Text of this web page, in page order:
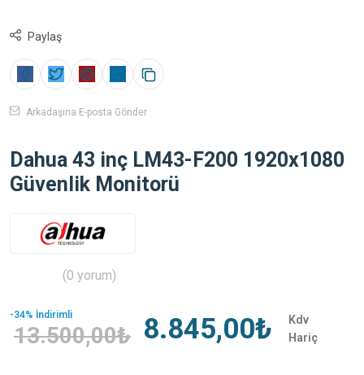
Paylaş
Arkadaşına E-posta Gönder
Dahua 43 inç LM43-F200 1920x1080
Güvenlik Monitorü
(0 yorum)
-34% İndirimli
13.500,00₺ 8.845,00₺
Kdv
Hariç